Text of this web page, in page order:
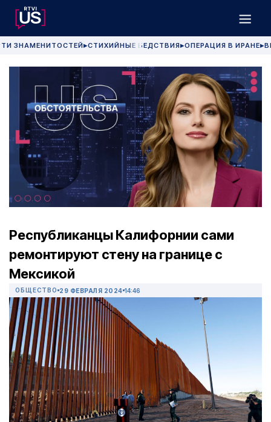
ЗНАМЕНИТОСТЕЙ▶СТИХИЙНЫЕ БЕДСТВИЯ▶ОПЕРАЦИЯ В ИРАНЕ▶
Республиканцы Калифорнии сами
ремонтируют стену на границе с
Мексикой
ОБЩЕСТВО 29 ФЕВРАЛЯ 2024 14:46